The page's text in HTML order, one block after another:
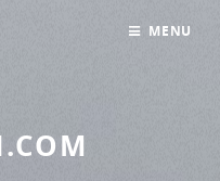
MENU